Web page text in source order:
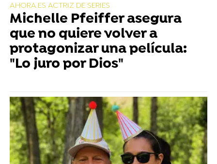
AHORA ES ACTRIZ DE SERIES
Michelle Pfeiffer asegura
que no quiere volver a
protagonizar una película:
"Lo juro por Dios"